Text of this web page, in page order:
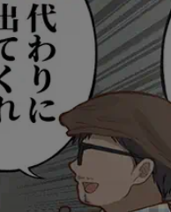
きます。